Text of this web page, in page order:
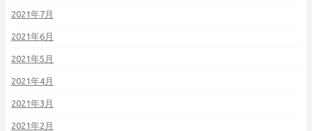
2021年7月
2021年6月
2021年5月
2021年4月
2021年3月
2021年2月